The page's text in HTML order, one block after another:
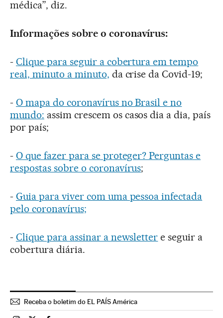
médica”, diz.
Informações sobre o coronavírus:
- Clique para seguir a cobertura em tempo
real, minuto a minuto, da crise da Covid-19;
- O mapa do coronavírus no Brasil e no
mundo: assim crescem os casos dia a dia, país
por país;
- O que fazer para se proteger? Perguntas e
respostas sobre o coronavírus;
- Guia para viver com uma pessoa infectada
pelo coronavírus;
- Clique para assinar a newsletter e seguir a
cobertura diária.
Receba o boletim do EL PAÍS América